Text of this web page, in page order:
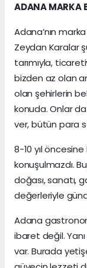
ADANA MARKA
Adana’nın
Zeydan Karalar
tarımıyla,
bizden az olan
olan şehirlerin
konuda. Onlar
ver, bütün para
8-10 yıl
konuşulmazdı.
doğası, sanatı,
değerleriyle
Adana
ibaret değil.
var. Burada